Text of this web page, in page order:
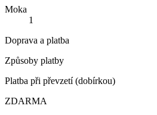
Moka
1
Doprava a platba
Způsoby platby
Platba při převzetí (dobírkou)
ZDARMA